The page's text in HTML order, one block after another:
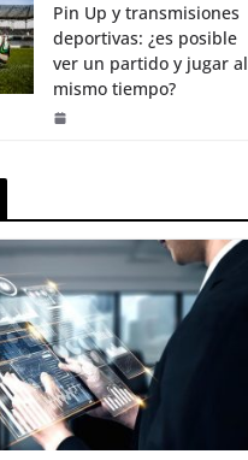
Pin Up y transmisiones
deportivas: ¿es posible
ver un partido y jugar al
mismo tiempo?